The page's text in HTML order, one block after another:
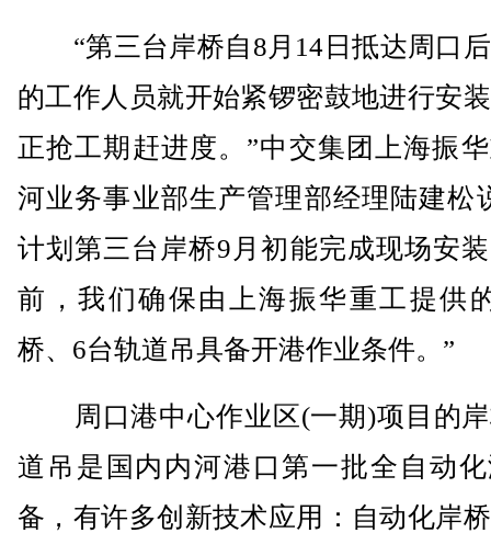
“第三台岸桥自8月14日抵达周口
的工作人员就开始紧锣密鼓地进行安
正抢工期赶进度。”中交集团上海振
河业务事业部生产管理部经理陆建松
计划第三台岸桥9月初能完成现场安
前，我们确保由上海振华重工提供
桥、6台轨道吊具备开港作业条件。”
周口港中心作业区(一期)项目的岸
道吊是国内内河港口第一批全自动
备，有许多创新技术应用：自动化岸